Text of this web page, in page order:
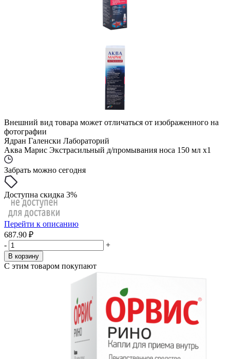
Внешний вид товара может отличаться от изображенного на
фотографии
Ядран Галенски Лабораторий
Аква Марис Экстрасильный д/промывания носа 150 мл x1
Забрать можно сегодня
Доступна скидка 3%
Перейти к описанию
687.90 ₽
-
+
В корзину
С этим товаром покупают